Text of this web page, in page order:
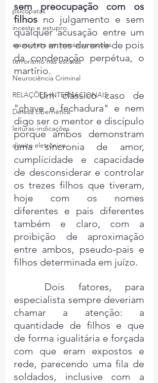
psicopatas
incesto e estupro
assassinato em massa as escolas
terrorismo nas escolas
Neurociência Criminal
RELAÇÕES INTERNACIONAIS
Defesa cibernética
leituras-indicações
direito eletrônico
sem preocupação com os
filhos no julgamento e sem
qualquer acusação entre um
e outro antes durante de pois
da condenação perpétua, o
martírio.
	Um clássico caso de
"chave e fechadura" e nem
digo ser o mentor e discípulo
porque ambos demonstram
uma sincronia de amor,
cumplicidade e capacidade
de desconsiderar e controlar
os trezes filhos que tiveram,
hoje com os nomes
diferentes e pais diferentes
também e claro, com a
proibição de aproximação
entre ambos, pseudo-pais e
filhos determinada em juízo.
especialista sempre deveriam
chamar a atenção: a
quantidade de filhos e que
de forma igualitária e forçada
com que eram expostos e
rede, parecendo uma fila de
soldados, inclusive com a